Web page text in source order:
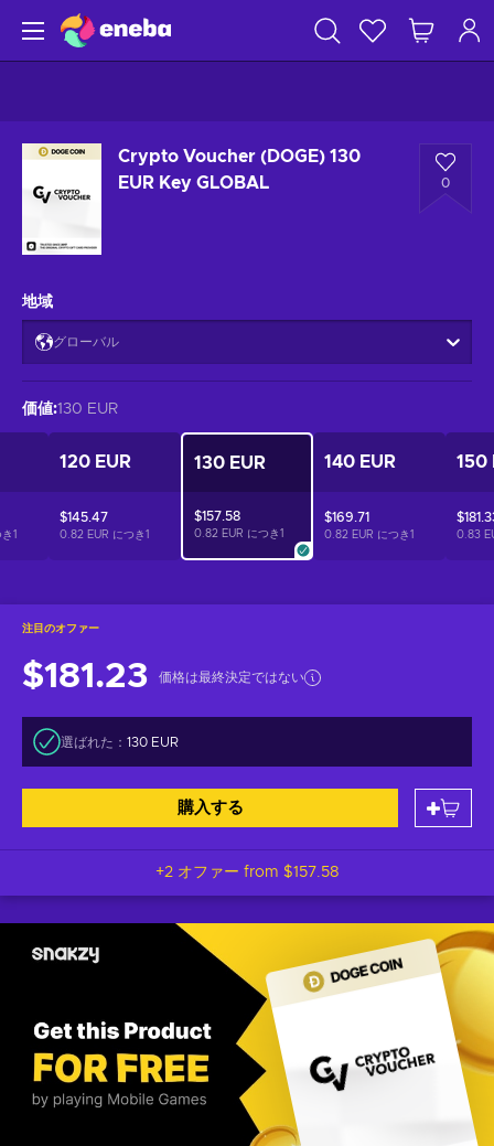
Crypto Voucher (DOGE) 130
EUR Key GLOBAL
0
注目のオファー
$181.23 価格は最終決定ではない
選ばれた： 130 EUR
購入する
+2 オファー from $157.58
地域
グローバル
価値:130 EUR
1
120 EUR
$145.47
0.82 EUR につき 1
130 EUR
$157.58
0.82 EUR につき 1
140 EUR
$169.71
0.82 EUR につき 1
150
0.83